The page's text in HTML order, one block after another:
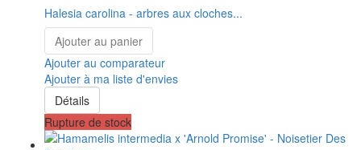
Halesia carolina - arbres aux cloches...
Ajouter au panier
Ajouter au comparateur
Ajouter à ma liste d'envies
Détails
Rupture de stock